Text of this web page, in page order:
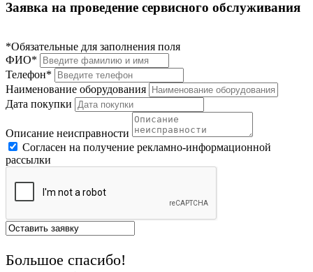
Заявка на проведение сервисного обслуживания
*Обязательные для заполнения поля
ФИО*
Телефон*
Наименование оборудования
Дата покупки
Описание неисправности
Согласен на получение рекламно-информационной
рассылки
Большое спасибо!